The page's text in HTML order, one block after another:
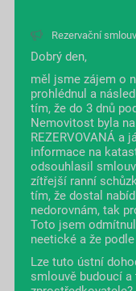
Rezervační
Dobrý den,
měl jsme zájem o
prohlédnul a
tím, že do 3 dnů
Nemovitost byla
REZERVOVANÁ a
informace na
odsouhlasil
zítřejší ranní
tím, že dostal
nedorovnám, tak
Toto jsem
neetické a že
Lze tuto ústní
smlouvě budoucí a